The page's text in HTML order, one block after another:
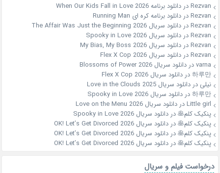
Rezvanدردانلود برنامه When Our Kids Fall in Love 2026
Rezvanدردانلود برنامه کره ای Running Man
Rezvanدردانلود سریال The Affair Was Just the Beginning 2026
Rezvanدردانلود سریال Spooky in Love 2026
Rezvanدردانلود سریال My Bias, My Boss 2026
Rezvanدردانلود سریال Flex X Cop 2026
varnaدردانلود سریال Blossoms of Power 2026
하루만دردانلود سریال Flex X Cop 2026
نیلی دردانلود سریال Love in the Clouds 2025
하루만دردانلود سریال Spooky in Love 2026
Little girlدردانلود سریال Love on the Menu 2026
پنکیک کلم🥞دردانلود سریال Spooky in Love 2026
پنکیک کلم🥞دردانلود سریال OK! Let’s Get Divorced 2026
پنکیک کلم🥞دردانلود سریال OK! Let’s Get Divorced 2026
پنکیک کلم🥞دردانلود سریال OK! Let’s Get Divorced 2026
درخواست فیلم و سریال